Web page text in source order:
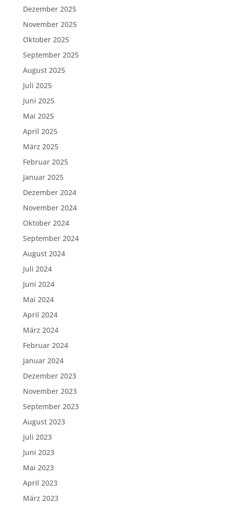
Dezember 2025
November 2025
Oktober 2025
September 2025
August 2025
Juli 2025
Juni 2025
Mai 2025
April 2025
März 2025
Februar 2025
Januar 2025
Dezember 2024
November 2024
Oktober 2024
September 2024
August 2024
Juli 2024
Juni 2024
Mai 2024
April 2024
März 2024
Februar 2024
Januar 2024
Dezember 2023
November 2023
September 2023
August 2023
Juli 2023
Juni 2023
Mai 2023
April 2023
März 2023